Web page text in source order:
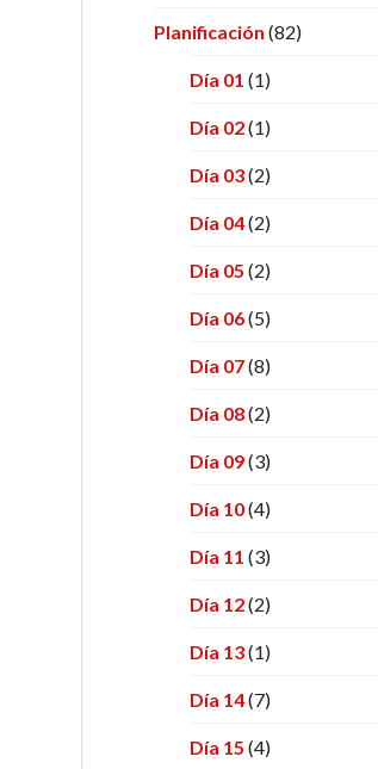
Planificación (82)
Día 01 (1)
Día 02(1)
Día 03(2)
Día 04(2)
Día 05 (2)
Día 06(5)
Día 07(8)
Día 08(2)
Día 09(3)
Día 10(4)
Día 11 (3)
Día 12(2)
Día 13(1)
Día 14(7)
Día 15 (4)